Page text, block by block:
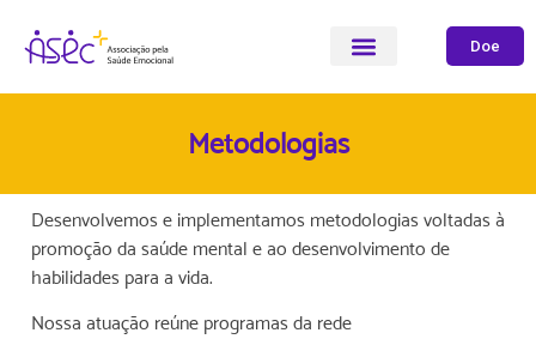
Doe
Metodologias
Desenvolvemos e implementamos metodologias voltadas à
promoção da saúde mental e ao desenvolvimento de
habilidades para a vida.
Nossa atuação reúne programas da rede